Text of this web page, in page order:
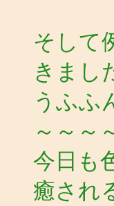
そして
きまし
うふふ
～～～
今日も
癒され